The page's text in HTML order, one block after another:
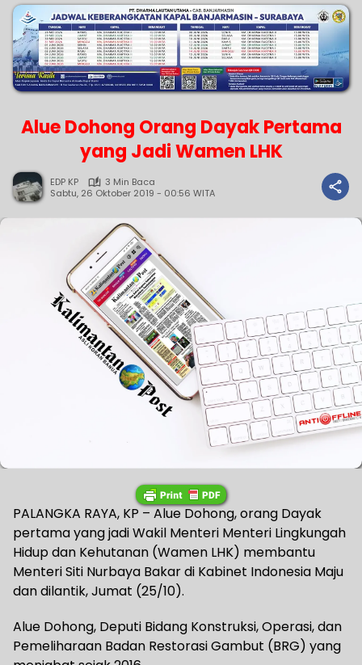
Alue Dohong Orang Dayak Pertama
yang Jadi Wamen LHK
EDP KP
3 Min Baca
Sabtu, 26 Oktober 2019 - 00:56 WITA
PALANGKA RAYA, KP – Alue Dohong, orang Dayak
pertama yang jadi Wakil Menteri Menteri Lingkungah
Hidup dan Kehutanan (Wamen LHK) membantu
Menteri Siti Nurbaya Bakar di Kabinet Indonesia Maju
dan dilantik, Jumat (25/10).
Alue Dohong, Deputi Bidang Konstruksi, Operasi, dan
Pemeliharaan Badan Restorasi Gambut (BRG) yang